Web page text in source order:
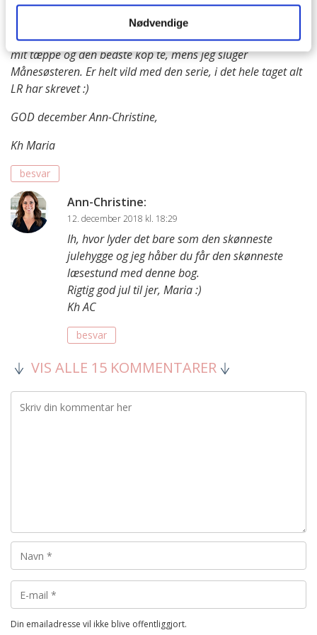
Nødvendige
Åhh, skal ned og hente den på biblioteket i morgen, og jeg
glææææder mig til de hyggelige aftener på sofaen under
mit tæppe og den bedste kop te, mens jeg sluger
Månesøsteren. Er helt vild med den serie, i det hele taget alt
LR har skrevet :)
GOD december Ann-Christine,
Kh Maria
besvar
Ann-Christine:
12. december 2018 kl. 18:29
Ih, hvor lyder det bare som den skønneste
julehygge og jeg håber du får den skønneste
læsestund med denne bog.
Rigtig god jul til jer, Maria :)
Kh AC
besvar
VIS ALLE 15 KOMMENTARER
Din emailadresse vil ikke blive offentliggjort.